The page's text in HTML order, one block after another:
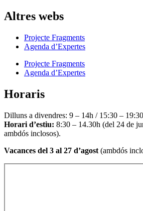
Altres webs
Projecte Fragments
Agenda d’Expertes
Projecte Fragments
Agenda d’Expertes
Horaris
Dilluns a divendres: 9 – 14h / 15:30 – 19:30
Horari d’estiu: 8:30 – 14.30h (del 24 de
ambdós inclosos).
Vacances del 3 al 27 d’agost (ambdós